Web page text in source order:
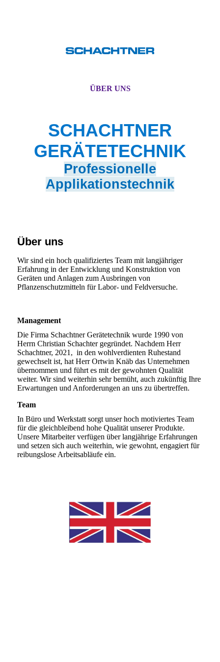
ÜBER UNS
SCHACHTNER
GERÄTETECHNIK
Professionelle
Applikationstechnik
Über uns
Wir sind ein hoch qualifiziertes Team mit langjähriger
Erfahrung in der Entwicklung und Konstruktion von
Geräten und Anlagen zum Ausbringen von
Pflanzenschutzmitteln für Labor- und Feldversuche.
Management
Die Firma Schachtner Gerätetechnik wurde 1990 von
Herrn Christian Schachter gegründet. Nachdem Herr
Schachtner, 2021, in den wohlverdienten Ruhestand
gewechselt ist, hat Herr Ortwin Knäb das Unternehmen
übernommen und führt es mit der gewohnten Qualität
weiter. Wir sind weiterhin sehr bemüht, auch zukünftig Ihre
Erwartungen und Anforderungen an uns zu übertreffen.
Team
In Büro und Werkstatt sorgt unser hoch motiviertes Team
für die gleichbleibend hohe Qualität unserer Produkte.
Unsere Mitarbeiter verfügen über langjährige Erfahrungen
und setzen sich auch weiterhin, wie gewohnt, engagiert für
reibungslose Arbeitsabläufe ein.